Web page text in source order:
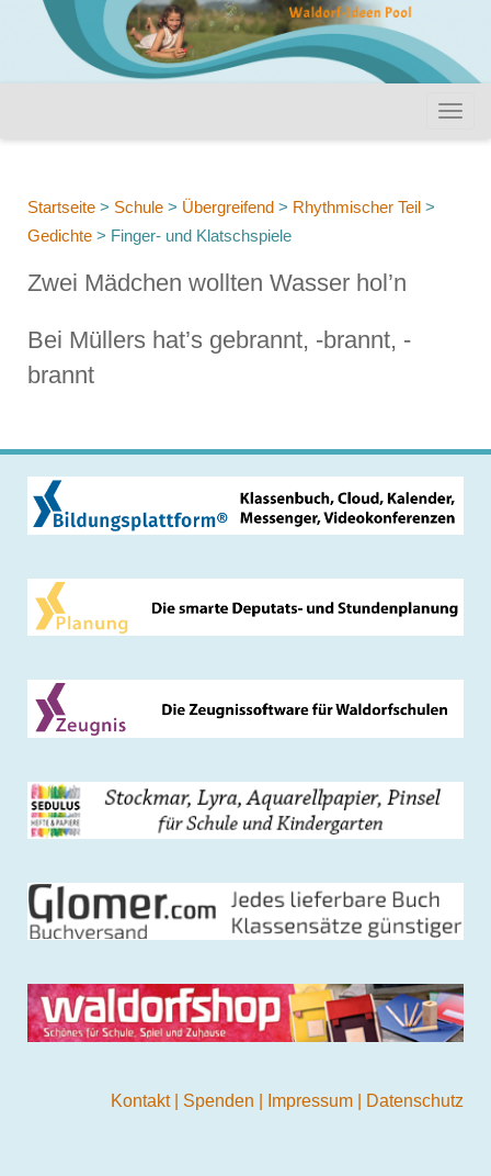
Startseite > Schule > Übergreifend > Rhythmischer Teil >
Gedichte > Finger- und Klatschspiele
Zwei Mädchen wollten Wasser hol’n
Bei Müllers hat’s gebrannt, -brannt, -
brannt
Kontakt Spenden Impressum Datenschutz